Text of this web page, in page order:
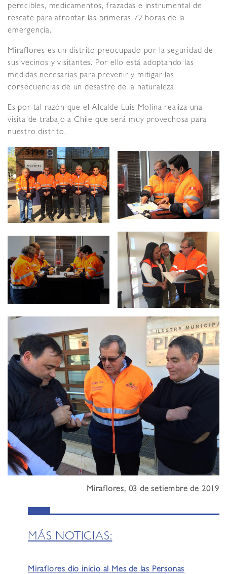
perecibles, medicamentos, frazadas e instrumental de
rescate para afrontar las primeras 72 horas de la
emergencia.
Miraflores es un distrito preocupado por la seguridad de
sus vecinos y visitantes. Por ello está adoptando las
medidas necesarias para prevenir y mitigar las
consecuencias de un desastre de la naturaleza.
Es por tal razón que el Alcalde Luis Molina realiza una
visita de trabajo a Chile que será muy provechosa para
nuestro distrito.
Miraflores, 03 de setiembre de 2019
MÁS NOTICIAS:
Miraflores dio inicio al Mes de las Personas